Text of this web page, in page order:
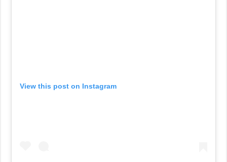
View this post on Instagram